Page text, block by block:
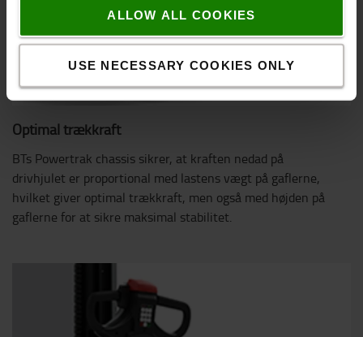
ALLOW ALL COOKIES
USE NECESSARY COOKIES ONLY
Optimal trækkraft
BTs Powertrak chassis sikrer, at kraften nedad på
drivhjulet er proportional med lastens vægt på gaflerne,
hvilket giver optimal trækkraft, men også med højden på
gaflerne for at sikre maksimal stabilitet.